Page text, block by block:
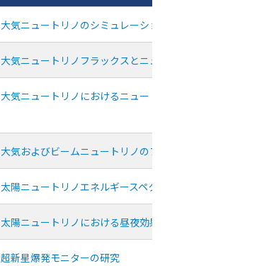
大気ニュートリノのシミュレーション計算の研究
大気ニュートリノフラックスとニュートリノ振動研究
大気ニュートリノにおけるニュートリノ質量階層性の研究
大気およびビームニュートリノのフレーバー(e型、μ型）同
太陽ニュートリノエネルギースペクトルの研究
太陽ニュートリノにおける昼夜効果の精密観測
超新星爆発モニターの研究